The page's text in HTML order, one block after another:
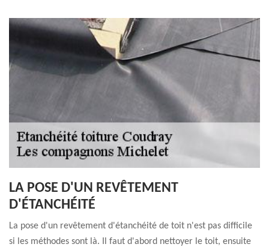
LA POSE D'UN REVÊTEMENT
D'ÉTANCHÉITÉ
La pose d'un revêtement d'étanchéité de toit n'est pas difficile
si les méthodes sont là. Il faut d'abord nettoyer le toit, ensuite